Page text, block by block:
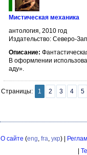
Мистическая механика
антология, 2010 год
Издательство: Северо-
Описание:
В оформлении
аду».
Страницы: 1 2 3 4 5
О сайте (eng, fra, укр) |
|